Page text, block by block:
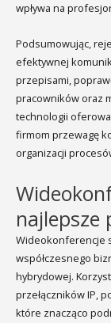
wpływa na
Podsumowując,
efektywnej
przepisami,
pracowników oraz
technologii
firmom przewagę
organizacji
Wideokonferencje
współczesnego
hybrydowej.
przełączników IP,
które znacząco